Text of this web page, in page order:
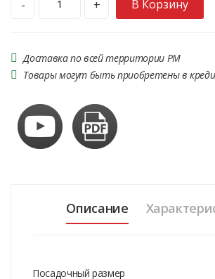
- + В Корзину
Доставка по всей территории РМ
Товары могут быть приобретены в
Описание
Посадочный размер